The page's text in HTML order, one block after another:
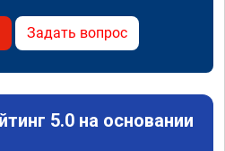
Задать вопрос
5.0 на основании